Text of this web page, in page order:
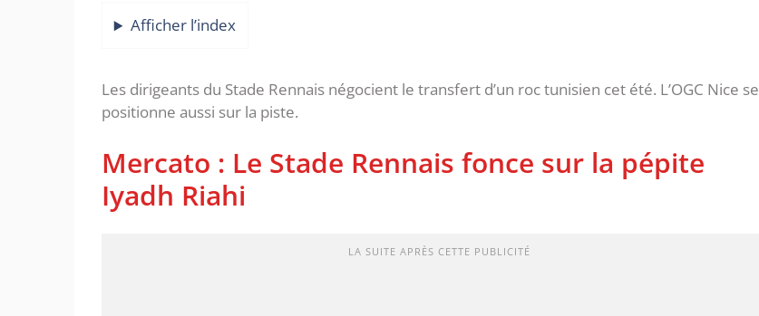
Afficher l’index
Les dirigeants du Stade Rennais négocient le transfert d’un roc tunisien cet été. L’OGC Nice se
positionne aussi sur la piste.
Mercato : Le Stade Rennais fonce sur la pépite
Iyadh Riahi
LA SUITE APRÈS CETTE PUBLICITÉ